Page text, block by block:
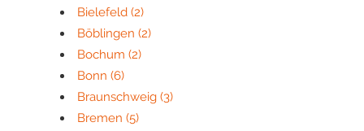
Bielefeld (2)
Böblingen (2)
Bochum (2)
Bonn (6)
Braunschweig (3)
Bremen (5)